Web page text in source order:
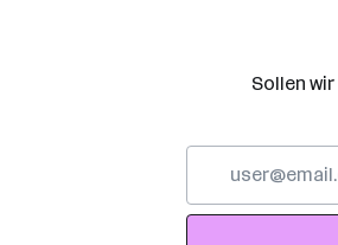
Sollen
Adresse